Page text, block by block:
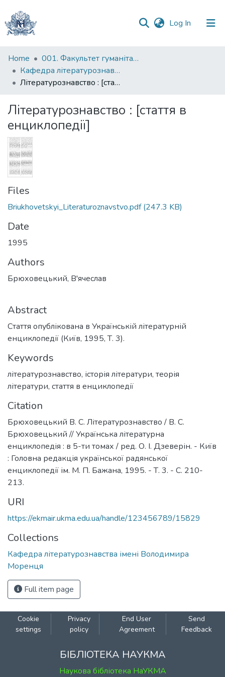
Log In (current)
Communities
&
Collections
Statistics
Home
001. Факультет гуманітарних наук
Кафедра літературознавства імені Володимира Моренця
Літературознавство : [стаття в енциклопедії]
Літературознавство : [стаття в
енциклопедії]
Files
Briukhovetskyi_Literaturoznavstvo.pdf(247.3 KB)
Date
1995
Authors
Брюховецький, В'ячеслав
Abstract
Стаття опублікована в Українській літературній
енциклопедії (Київ, 1995, Т. 3).
Keywords
літературознавство, історія літератури, теорія
літератури, стаття в енциклопедії
Citation
Брюховецький В. С. Літературознавство / В. С.
Брюховецький // Українська літературна
енциклопедія : в 5-ти томах / ред. О. І. Дзеверін. - Київ
: Головна редакція української радянської
енциклопедії ім. М. П. Бажана, 1995. - Т. 3. - С. 210-
213.
URI
https://ekmair.ukma.edu.ua/handle/123456789/15829
Collections
Кафедра літературознавства імені Володимира
Моренця
Full item page
Cookie
settings
Privacy
policy
End User
Agreement
Send
Feedback
БІБЛІОТЕКА НАУКМА
Наукова бібліотека НаУКМА